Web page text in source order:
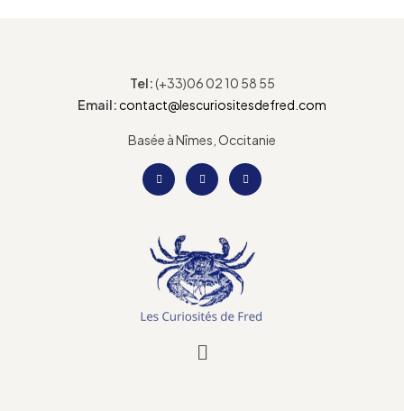
Tel:(+33)06 02 10 58 55
Email:contact@lescuriositesdefred.com
Basée à Nîmes, Occitanie